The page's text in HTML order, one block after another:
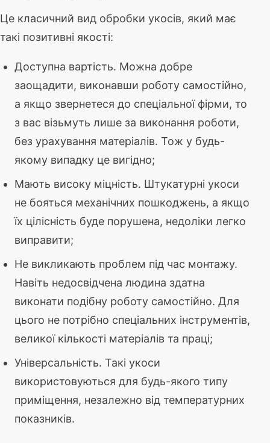
Це класичний вид обробки укосів, який має
такі позитивні якості:
Доступна вартість. Можна добре
заощадити, виконавши роботу самостійно,
а якщо звернетеся до спеціальної фірми, то
з вас візьмуть лише за виконання роботи,
без урахування матеріалів. Тож у будь-
якому випадку це вигідно;
Мають високу міцність. Штукатурні укоси
не бояться механічних пошкоджень, а якщо
їх цілісність буде порушена, недоліки легко
виправити;
Не викликають проблем під час монтажу.
Навіть недосвідчена людина здатна
виконати подібну роботу самостійно. Для
цього не потрібно спеціальних інструментів,
великої кількості матеріалів та праці;
Універсальність. Такі укоси
використовуються для будь-якого типу
приміщення, незалежно від температурних
показників.